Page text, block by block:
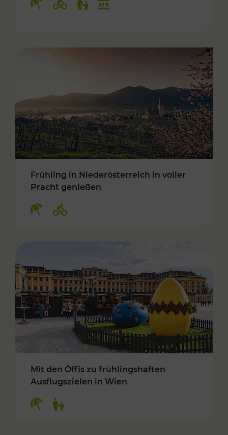
Frühling in Niederösterreich in voller
Pracht genießen
Mit den Öffis zu frühlingshaften
Ausflugszielen in Wien